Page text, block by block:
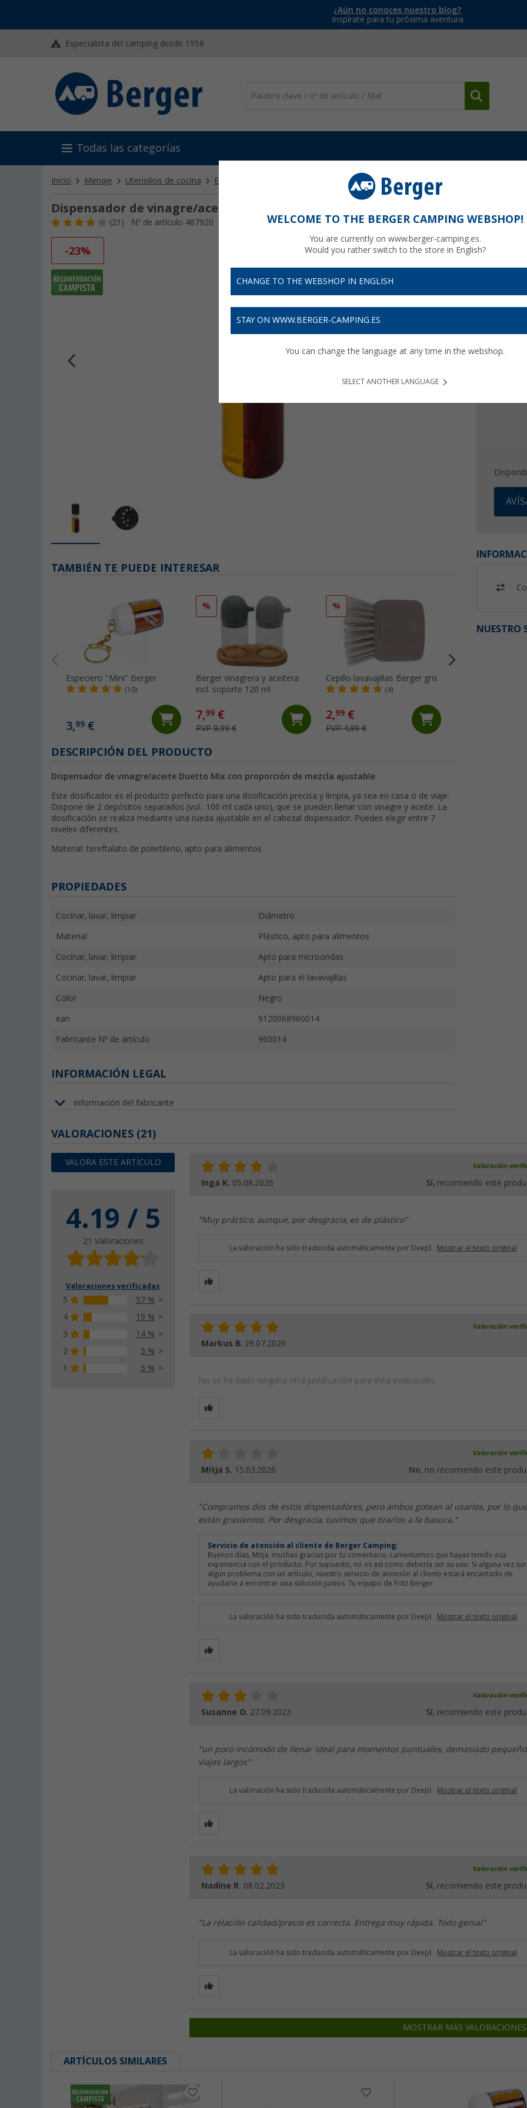
¿Aún no conoces nuestro blog?
Inspírate para tu próxima aventura
Especialista del camping desde 1958
Todas las categorías
Inicio Menaje Utensilios de cocina Especieros y dispensadores de agua Dosificador de vinagre y aceite Duetto Mix
Dispensador de vinagre/aceite Duettomix
(21) Nº de artículo 487920
-23%
9,99
Precios
Recibe
NUESTRO
TAMBIÉN TE PUEDE INTERESAR
Especiero "Mini" Berger
(10)
3,99 €
%
Berger vinagrera y aceitera
incl. soporte 120 ml
7,99 €
PVP 9,99 €
%
Cepillo lavavajillas Berger gris
(4)
2,99 €
PVP 4,99 €
DESCRIPCIÓN DEL PRODUCTO
Dispensador de vinagre/aceite Duetto Mix con proporción de mezcla ajustable
Este dosificador es el producto perfecto para una dosificación precisa y limpia, ya sea en casa o de viaje.
Dispone de 2 depósitos separados (vol.: 100 ml cada uno), que se pueden llenar con vinagre y aceite. La
dosificación se realiza mediante una rueda ajustable en el cabezal dispensador. Puedes elegir entre 7
niveles diferentes.
Material: tereftalato de polietileno, apto para alimentos
PROPIEDADES
Cocinar, lavar, limpiar Diámetro
Material Plástico, apto para alimentos
Cocinar, lavar, limpiar Apto para microondas
Cocinar, lavar, limpiar Apto para el lavavajillas
Color Negro
ean 9120068960014
Fabricante Nº de artículo 960014
INFORMACIÓN LEGAL
Información del fabricante
VALORACIONES (21)
VALORA ESTE ARTÍCULO
4.19 / 5
21 Valoraciones
Valoraciones verificadas
5
57 %
4
19 %
3
14 %
2
5 %
1
5 %
Valoración
Inga K. 05.08.2026 Sí, recomiendo este
"Muy práctico, aunque, por desgracia, es de plástico"
La valoración ha sido traducida automáticamente por Deepl. Mostrar el texto original
Valoración
Markus B. 29.07.2026
No se ha dado ninguna otra justificación para esta evaluación.
Valoración
Mitja S. 15.03.2026 No, no recomiendo este
"Compramos dos de estos dispensadores, pero ambos gotean al usarlos, por lo que
están grasientos. Por desgracia, tuvimos que tirarlos a la basura."
Servicio de atención al cliente de Berger Camping:
Buenos días, Mitja, muchas gracias por tu comentario. Lamentamos que hayas tenido esa
experiencia con el producto. Por supuesto, no es así como debería ser su uso. Si alguna vez
algún problema con un artículo, nuestro servicio de atención al cliente estará encantado de
ayudarte a encontrar una solución juntos. Tu equipo de Fritz Berger
La valoración ha sido traducida automáticamente por Deepl. Mostrar el texto original
Valoración
Susanne O. 27.09.2023 Sí, recomiendo este
"un poco incómodo de llenar ideal para momentos puntuales, demasiado
viajes largos"
La valoración ha sido traducida automáticamente por Deepl. Mostrar el texto original
Valoración
Nadine R. 08.02.2023 Sí, recomiendo este
"La relación calidad/precio es correcta. Entrega muy rápida. Todo genial"
La valoración ha sido traducida automáticamente por Deepl. Mostrar el texto original
MOSTRAR MÁS VALORACIONES
ARTÍCULOS SIMILARES
WELCOME TO THE BERGER CAMPING WEBSHOP!
You are currently on www.berger-camping.es.
Would you rather switch to the store in English?
CHANGE TO THE WEBSHOP IN ENGLISH
STAY ON WWW.BERGER-CAMPING.ES
You can change the language at any time in the webshop.
SELECT ANOTHER LANGUAGE